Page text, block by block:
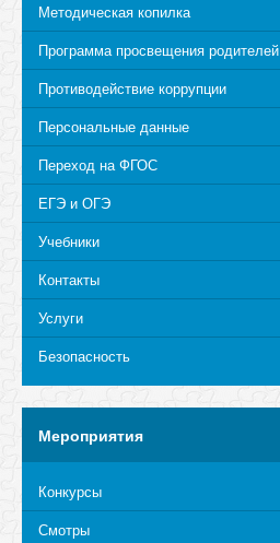
Методическая копилка
Программа просвещения родителей
Противодействие коррупции
Персональные данные
Переход на ФГОС
ЕГЭ и ОГЭ
Учебники
Контакты
Услуги
Безопасность
Мероприятия
Конкурсы
Смотры